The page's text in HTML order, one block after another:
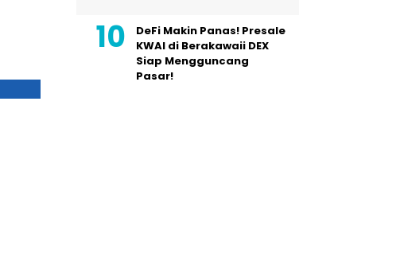
DeFi Makin Panas! Presale
KWAI di Berakawaii DEX
Siap Mengguncang
Pasar!